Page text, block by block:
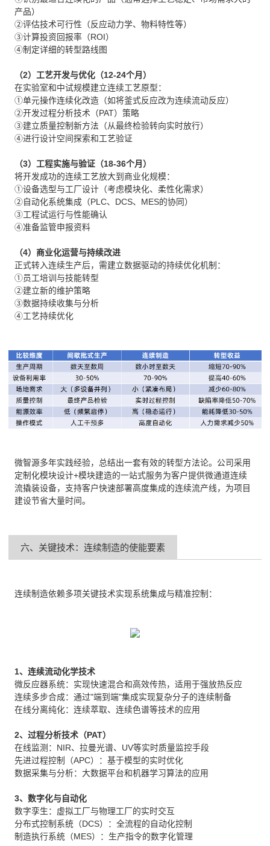
产品）
②评估技术可行性（反应动力学、物料特性等）
③计算投资回报率（ROI）
④制定详细的转型路线图
（2）工艺开发与优化（12-24个月）
在实验室和中试规模建立连续工艺原型：
①单元操作连续化改造（如将釜式反应改为连续流动反应）
②开发过程分析技术（PAT）策略
③建立质量控制新方法（从最终检验转向实时放行）
④进行设计空间探索和工艺验证
（3）工程实施与验证（18-36个月）
将开发成功的连续工艺放大到商业化规模：
①设备选型与工厂设计（考虑模块化、柔性化需求）
②自动化系统集成（PLC、DCS、MES的协同）
③工程试运行与性能确认
④准备监管申报资料
（4）商业化运营与持续改进
正式转入连续生产后，需建立数据驱动的持续优化机制：
①员工培训与技能转型
②建立新的维护策略
③数据持续收集与分析
④工艺持续优化
微智源多年实践经验，总结出一套有效的转型方法论。公司采用
定制化模块设计+模块建造的一站式服务为客户提供微通道连续
流撬装设备，支持客户快速部署高度集成的连续流产线，为项目
建设节省大量时间。
六、关键技术：连续制造的使能要素
连续制造依赖多项关键技术实现系统集成与精准控制：
1、连续流动化学技术
微反应器系统：实现快速混合和高效传热，适用于强放热反应
连续多步合成：通过"端到端"集成实现复杂分子的连续制备
在线分离纯化：连续萃取、连续色谱等技术的应用
2、过程分析技术（PAT）
在线监测：NIR、拉曼光谱、UV等实时质量监控手段
先进过程控制（APC）：基于模型的实时优化
数据采集与分析：大数据平台和机器学习算法的应用
3、数字化与自动化
数字孪生：虚拟工厂与物理工厂的实时交互
分布式控制系统（DCS）：全流程的自动化控制
制造执行系统（MES）：生产指令的数字化管理